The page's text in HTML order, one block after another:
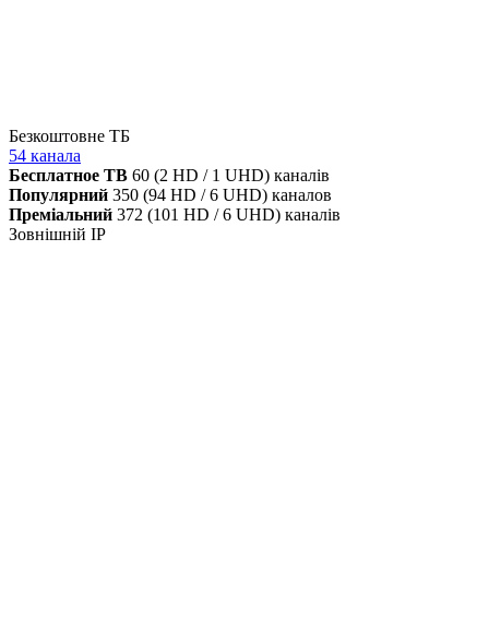
Безкоштовне ТБ
54 канала
Бесплатное ТВ 60 (2 HD / 1 UHD) каналів
Популярний 350 (94 HD / 6 UHD) каналов
Преміальний 372 (101 HD / 6 UHD) каналів
Зовнішній IP